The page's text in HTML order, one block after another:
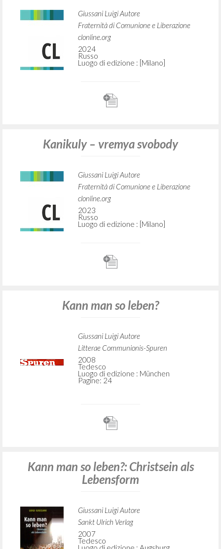
Giussani Luigi Autore
Fraternità di Comunione e Liberazione
clonline.org
2024
Russo
Luogo di edizione : [Milano]
Kanikuly – vremya svobody
Giussani Luigi Autore
Fraternità di Comunione e Liberazione
clonline.org
2023
Russo
Luogo di edizione : [Milano]
Kann man so leben?
Giussani Luigi Autore
Litterae Communionis-Spuren
2008
Tedesco
Luogo di edizione : München
Pagine: 24
Kann man so leben?: Christsein als
Lebensform
Giussani Luigi Autore
Sankt Ulrich Verlag
2007
Tedesco